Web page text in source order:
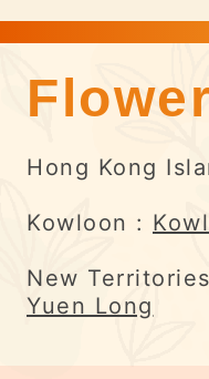
Flower Album | Flower
Hong Kong
Kowloon :
New
Yuen Long